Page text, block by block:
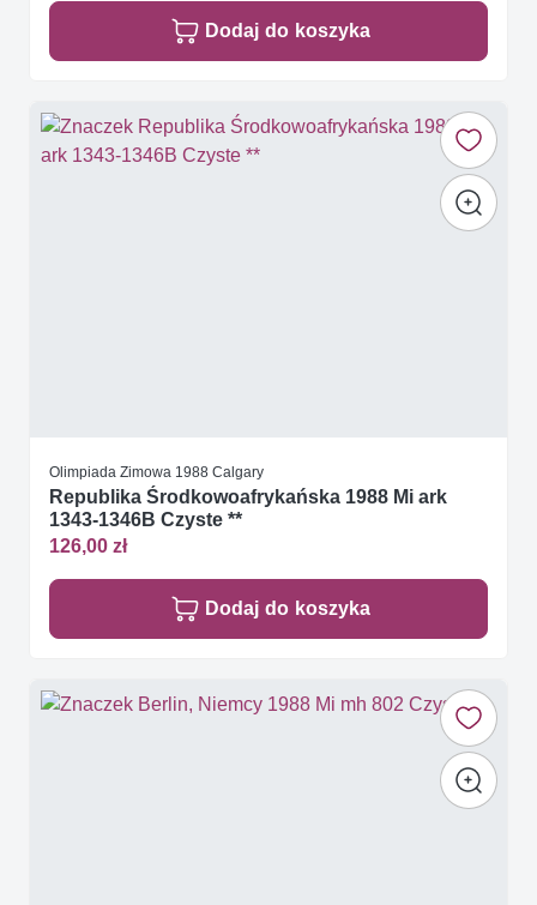
Dodaj do koszyka
Olimpiada Zimowa 1988 Calgary
Republika Środkowoafrykańska 1988 Mi ark
1343-1346B Czyste **
126,00 zł
Dodaj do koszyka